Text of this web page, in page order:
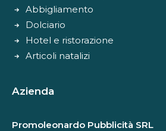
Abbigliamento
Dolciario
Hotel e ristorazione
Articoli natalizi
Azienda
Promoleonardo Pubblicità SRL